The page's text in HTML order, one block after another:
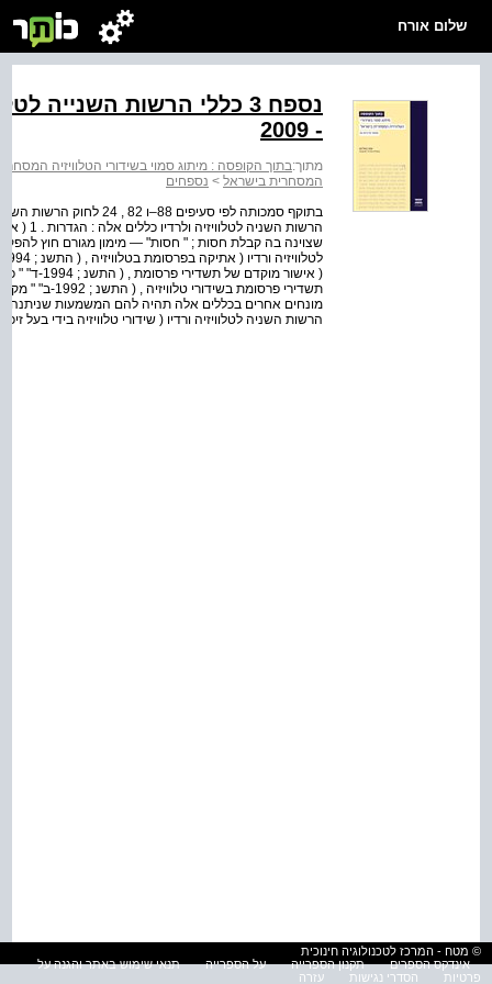
שלום אורח
נספח 3 כללי הרשות
- 2009
מתוך:בתוך הקופסה : מיתוג סמוי בשידורי הטלוויזיה
המסחרית בישראל > נספחים
הרשות
שצוינה בה קבלת חסות ; " חסות" — מימון מגורם חוץ
( אישור
תשדירי פרסומת
מונחים אחרים בכללים אלה תהיה להם המשמעות שניתנה
הרשות השניה לטלוויזיה ורדיו ( שידורי טלוויזיה בידי בעל זיכיון , ( התשס ,
© מטח - המרכז לטכנולוגיה חינוכית
אינדקס הספרים
תקנון הספרייה על הספרייה
תנאי שימוש באתר והגנה על
פרטיות
הסדרי נגישות עזרה